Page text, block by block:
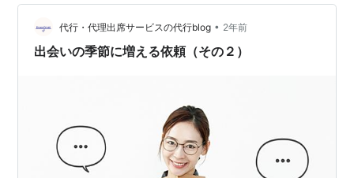
て、徐々に打ち解けて、ある程度プライベートな会話が
生まれてくると、発生しがちなのが、 異性の紹介です。
以前のコミュニティの友人を交えた、…
代行・代理出席サービスの代行blog • 2年前
出会いの季節に増える依頼（その２）